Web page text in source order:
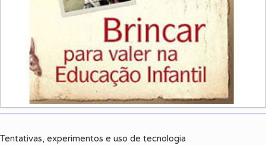
Tentativas, experimentos e uso de tecnologia